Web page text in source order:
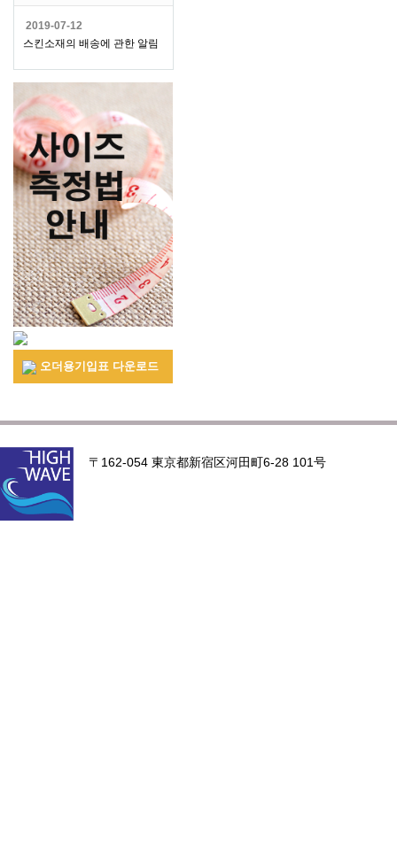
2019-07-12
스킨소재의 배송에 관한 알림
오더용기입표 다운로드
〒162-054 東京都新宿区河田町6-28 101号